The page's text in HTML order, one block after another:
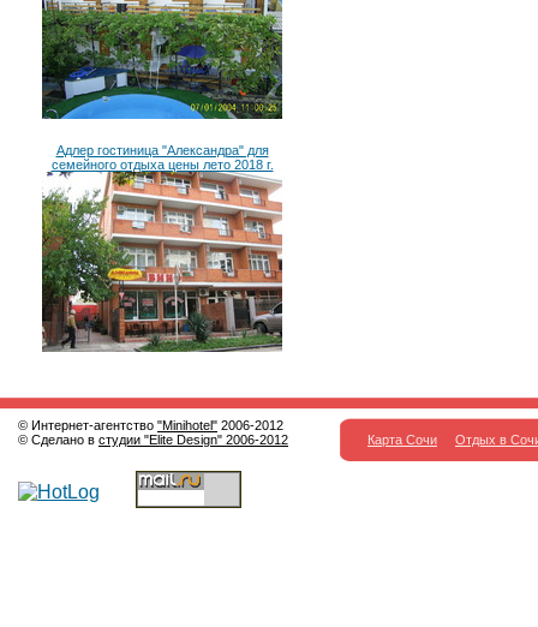
Адлер гостиница "Александра" для
семейного отдыха цены лето 2018 г.
© Интернет-агентство "Minihotel" 2006-2012
© Сделано в студии "Elite Design" 2006-2012 Карта Сочи Отдых в